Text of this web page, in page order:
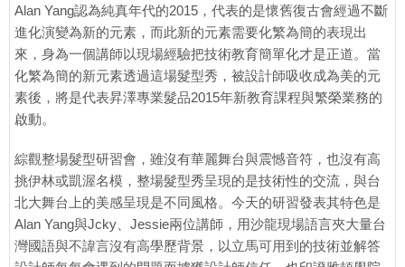
Alan Yang認為純真年代的2015，代表的是懷舊復古會經過不斷
進化演變為新的元素，而此新的元素需要化繁為簡的表現出
來，身為一個講師以現場經驗把技術教育簡單化才是正道。當
化繁為簡的新元素透過這場髮型秀，被設計師吸收成為美的元
素後，將是代表昇澤專業髮品2015年新教育課程與繁榮業務的
啟動。
綜觀整場髮型研習會，雖沒有華麗舞台與震憾音符，也沒有高
挑伊林或凱渥名模，整場髮型秀呈現的是技術性的交流，與台
北大舞台上的美感呈現是不同風格。今天的研習發表其特色是
Alan Yang與Jcky、Jessie兩位講師，用沙龍現場語言夾大量台
灣國語與不諱言沒有高學歷背景，以立馬可用到的技術並解答